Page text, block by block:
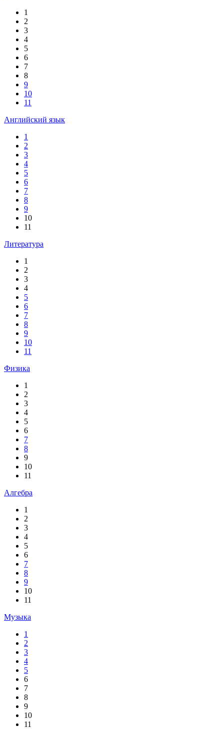
1
2
3
4
5
6
7
8
9
10
11
Английский язык
1
2
3
4
5
6
7
8
9
10
11
Литература
1
2
3
4
5
6
7
8
9
10
11
Физика
1
2
3
4
5
6
7
8
9
10
11
Алгебра
1
2
3
4
5
6
7
8
9
10
11
Музыка
1
2
3
4
5
6
7
8
9
10
11